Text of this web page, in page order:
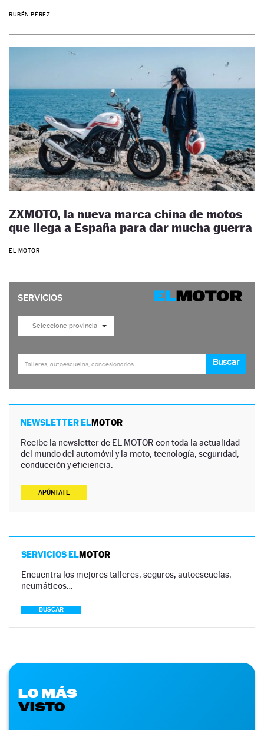
RUBÉN PÉREZ
ZXMOTO, la nueva marca china de motos
que llega a España para dar mucha guerra
EL MOTOR
NEWSLETTER ELMOTOR
Recibe la newsletter de EL MOTOR con toda la actualidad
del mundo del automóvil y la moto, tecnología, seguridad,
conducción y eficiencia.
APÚNTATE
SERVICIOS ELMOTOR
Encuentra los mejores talleres, seguros, autoescuelas,
neumáticos…
BUSCAR
LO MÁS
VISTO